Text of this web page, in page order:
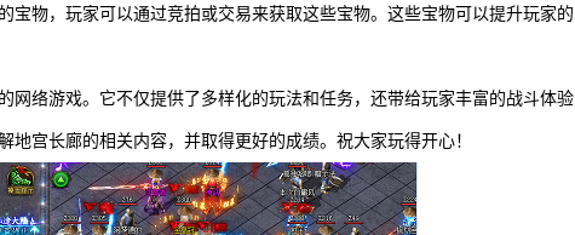
宝物，玩家可以通过竞拍或交易来获取这些宝物。这些宝物可以提升玩家的
网络游戏。它不仅提供了多样化的玩法和任务，还带给玩家丰富的战斗体验
宫长廊的相关内容，并取得更好的成绩。祝大家玩得开心！